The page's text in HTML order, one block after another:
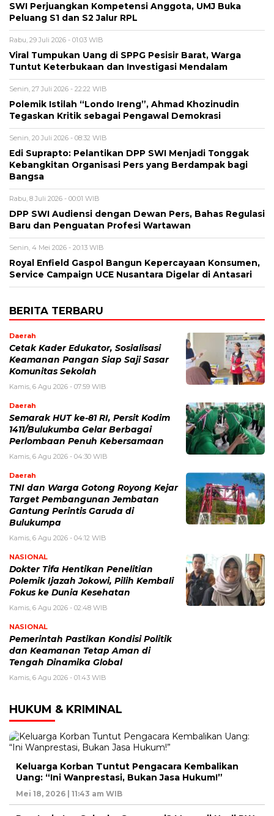
SWI Perjuangkan Kompetensi Anggota, UMJ Buka
Peluang S1 dan S2 Jalur RPL
Rabu, 29 Juli 2026 - 01:03 WIB
Viral Tumpukan Uang di SPPG Pesisir Barat, Warga
Tuntut Keterbukaan dan Investigasi Mendalam
Senin, 27 Juli 2026 - 22:22 WIB
Polemik Istilah “Londo Ireng”, Ahmad Khozinudin
Tegaskan Kritik sebagai Pengawal Demokrasi
Senin, 20 Juli 2026 - 08:32 WIB
Edi Suprapto: Pelantikan DPP SWI Menjadi Tonggak
Kebangkitan Organisasi Pers yang Berdampak bagi
Bangsa
Rabu, 8 Juli 2026 - 00:01 WIB
DPP SWI Audiensi dengan Dewan Pers, Bahas Regulasi
Baru dan Penguatan Profesi Wartawan
Senin, 4 Mei 2026 - 20:13 WIB
Royal Enfield Gaspol Bangun Kepercayaan Konsumen,
Service Campaign UCE Nusantara Digelar di Antasari
BERITA TERBARU
Daerah
Cetak Kader Edukator, Sosialisasi
Keamanan Pangan Siap Saji Sasar
Komunitas Sekolah
Kamis, 6 Agu 2026 - 07:59 WIB
Daerah
Semarak HUT ke-81 RI, Persit Kodim
1411/Bulukumba Gelar Berbagai
Perlombaan Penuh Kebersamaan
Kamis, 6 Agu 2026 - 04:30 WIB
Daerah
TNI dan Warga Gotong Royong Kejar
Target Pembangunan Jembatan
Gantung Perintis Garuda di
Bulukumpa
Kamis, 6 Agu 2026 - 04:12 WIB
NASIONAL
Dokter Tifa Hentikan Penelitian
Polemik Ijazah Jokowi, Pilih Kembali
Fokus ke Dunia Kesehatan
Kamis, 6 Agu 2026 - 02:48 WIB
NASIONAL
Pemerintah Pastikan Kondisi Politik
dan Keamanan Tetap Aman di
Tengah Dinamika Global
Kamis, 6 Agu 2026 - 01:43 WIB
HUKUM & KRIMINAL
Keluarga Korban Tuntut Pengacara Kembalikan
Uang: “Ini Wanprestasi, Bukan Jasa Hukum!”
Mei 18, 2026 | 11:43 am WIB